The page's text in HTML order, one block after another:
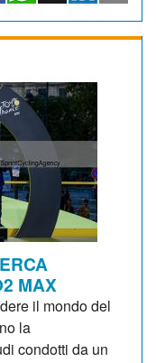
MAX
il mondo del
la
condotti da un